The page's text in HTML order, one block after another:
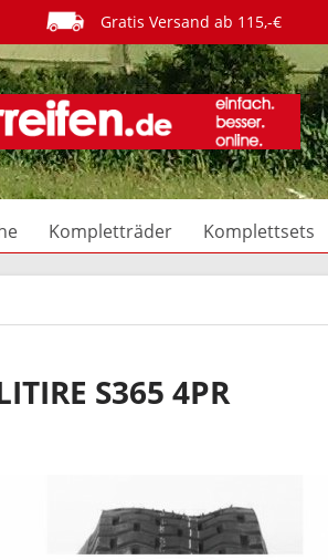
Gratis Versand ab 115,-€
Kompletträder Komplettsets
S365 4PR